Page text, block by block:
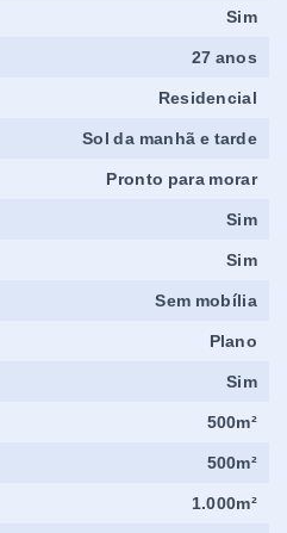
Sim
27 anos
Residencial
Sol da manhã e tarde
Pronto para morar
Sim
Sim
Sem mobília
Plano
Sim
500m²
500m²
1.000m²